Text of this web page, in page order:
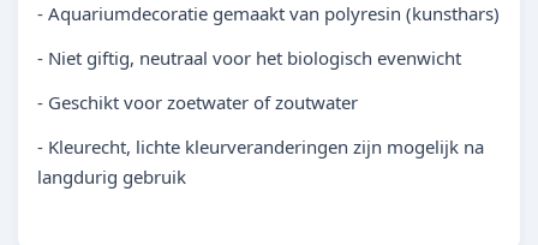
- Aquariumdecoratie gemaakt van polyresin (kunsthars)
- Niet giftig, neutraal voor het biologisch evenwicht
- Geschikt voor zoetwater of zoutwater
- Kleurecht, lichte kleurveranderingen zijn mogelijk na
langdurig gebruik